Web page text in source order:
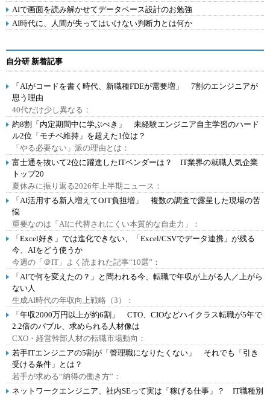
AIで画面を読み解かせてデータベース設計のお勉強
AI時代に、人間が失ってはいけない判断力とは何か
自分研 新着記事
「AIがコードを書く時代、新職種FDEが需要増」 7割のエンジニアが
思う理由
40代だけ少し異なる：
約8割「内定期間中に学ぶべき」 未経験エンジニア自主学習のハード
ル2位「モチベ維持」を超えた1位は？
「やる必要ない」派の理由とは：
富士通を抜いて2位に躍進したITベンダーは？ IT業界の就職人気企業
トップ20
夏休みに振り返る2026年上半期ニュース：
「AI活用する新人増えてOJT負担増」 複数の調査で露呈した現場の苦
悩
重要なのは「AIに代替されにくい本質的な自走力」：
「Excel好き」では進化できない、「Excel/CSVでデータ連携」が残る
今、AIをどう使うか
今週の「＠IT」よく読まれた記事“10選”：
「AIで何を変えたの？」と問われる今、転職で年収が上がる人／上がら
ない人
生成AI時代の年収向上戦略（3）：
「年収2000万円以上が約6割」 CTO、CIOなどハイクラス転職が5年で
2.2倍のバブル、求められる人材像は
CXO・経営幹部人材の転職市場動向：
若手ITエンジニアの5割が「管理職になりたくない」 それでも「引き
受ける条件」とは？
若手が求める“納得の働き方”：
ネットワークエンジニア、社内SEって実は「稼げる仕事」？ IT職種別